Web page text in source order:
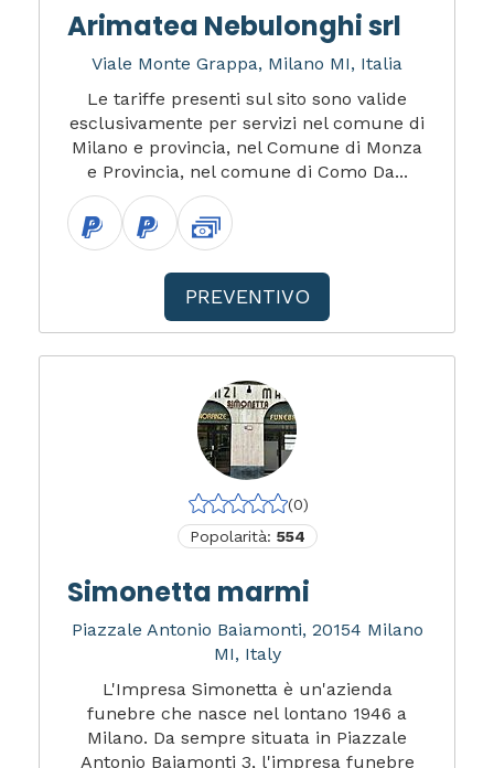
Arimatea Nebulonghi srl
Viale Monte Grappa, Milano MI, Italia
Le tariffe presenti sul sito sono valide
esclusivamente per servizi nel comune di
Milano e provincia, nel Comune di Monza
e Provincia, nel comune di Como Da...
PREVENTIVO
(0)
Popolarità: 554
Simonetta marmi
Piazzale Antonio Baiamonti, 20154 Milano
MI, Italy
L'Impresa Simonetta è un'azienda
funebre che nasce nel lontano 1946 a
Milano. Da sempre situata in Piazzale
Antonio Baiamonti 3, l'impresa funebre